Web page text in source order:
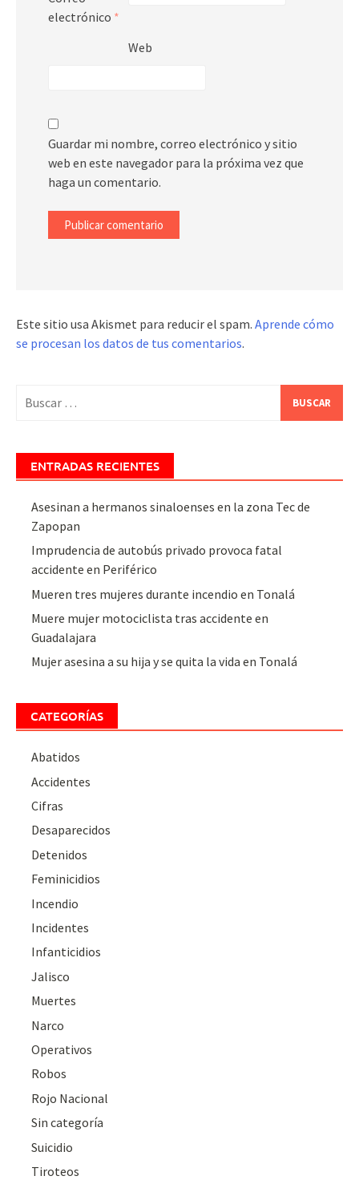
electrónico *
Web
Guardar mi nombre, correo electrónico y sitio
web en este navegador para la próxima vez que
haga un comentario.
Este sitio usa Akismet para reducir el spam. Aprende cómo
se procesan los datos de tus comentarios.
ENTRADAS RECIENTES
Asesinan a hermanos sinaloenses en la zona Tec de
Zapopan
Imprudencia de autobús privado provoca fatal
accidente en Periférico
Mueren tres mujeres durante incendio en Tonalá
Muere mujer motociclista tras accidente en
Guadalajara
Mujer asesina a su hija y se quita la vida en Tonalá
CATEGORÍAS
Abatidos
Accidentes
Cifras
Desaparecidos
Detenidos
Feminicidios
Incendio
Incidentes
Infanticidios
Jalisco
Muertes
Narco
Operativos
Robos
Rojo Nacional
Sin categoría
Suicidio
Tiroteos